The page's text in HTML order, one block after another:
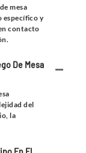
mesa
específico y
contacto
De Mesa
del
la